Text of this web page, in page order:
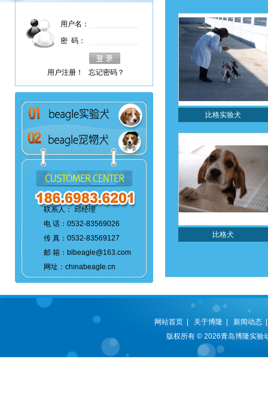
用户名：
密 码：
用户注册！ 忘记密码？
联系人： 邱经理
电 话：0532-83569026
传 真：0532-83569127
邮 箱：blbeagle@163.com
网址：chinabeagle.cn
比格实验犬
比格犬
网站首页 关于博隆 |新闻动态
版权所有 © 2026青岛博隆实验